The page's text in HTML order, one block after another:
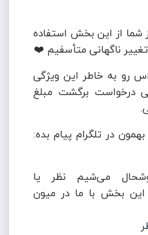
از این بخش استفاده
ناگهانی متأسفیم ❤️
رو به خاطر این ویژگی
درخواست برگشت مبلغ
در تلگرام پیام بده:
می‌شیم نظر یا
این بخش با ما در میون